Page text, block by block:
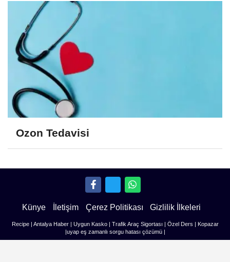
Ozon Tedavisi
Künye İletişim Çerez Politikası Gizlilik İlkeleri
Recipe| Antalya Haber| Uygun Kasko| Trafik Araç Sigortası Özel Ders
Kopazar
uyap eş zamanlı sorgu hatası çözümü|